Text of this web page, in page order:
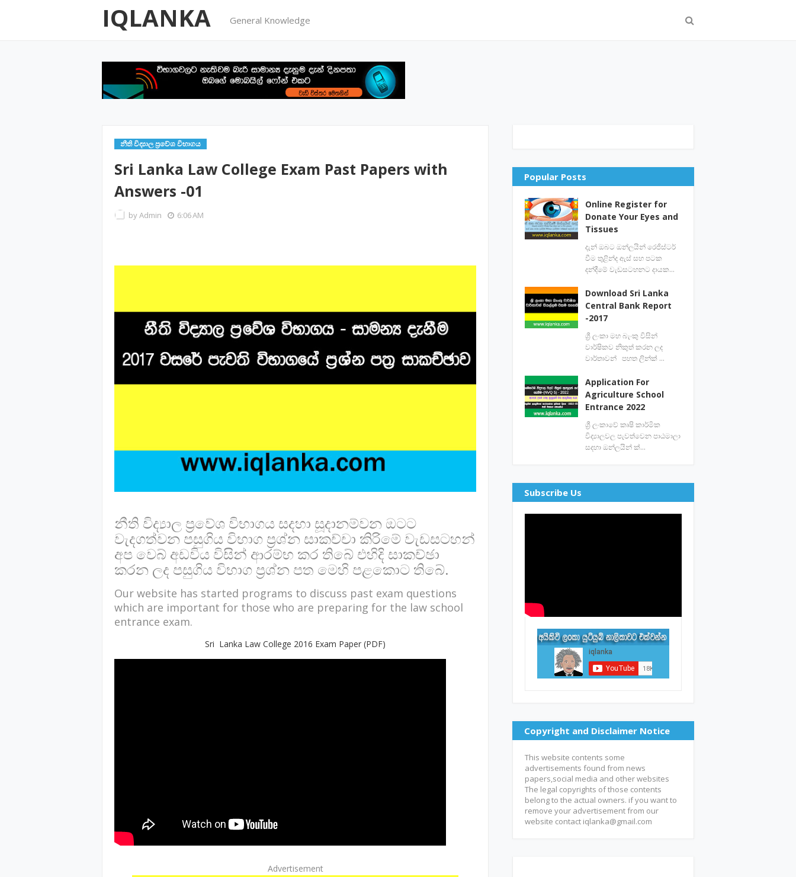
IQLANKA General Knowledge
නීති විද්‍යාල ප්‍රවේශ විභාගය
Sri Lanka Law College Exam Past Papers with
Answers -01
byAdmin 6:06 AM
නීති විද්‍යාල ප්‍රවේශ විභාගය සදහා සූදානම්වන ඔටට
වැදගත්වන පසුගිය විභාග ප්‍රශ්න සාකච්චා කිරිමේ වැඩසටහන්
අප වෙබ් අඩවිය විසින් ආරම්භ කර තිබේ එහිදි සාකච්ඡා
කරන ලද පසුගිය විභාග ප්‍රශ්න පත මෙහි පළකොට තිබේ.
Our website has started programs to discuss past exam questions
which are important for those who are preparing for the law school
entrance exam.
Sri Lanka Law College 2016 Exam Paper (PDF)
Advertisement
Popular Posts
Online Register for
Donate Your Eyes and
Tissues
දැන් ඔබට ඔන්ලයින් රෙජිස්ටර්
වීම තුළින්ද ඇස් සහ පටක
දන්දීමේ වැඩසටහනට දායක…
Download Sri Lanka
Central Bank Report
-2017
ශ්‍රී ලංකා මහ බැංකු විසින්
වාර්ෂිකව නිකුත් කරන ලද
වාර්තාවන් පහත ලින්ක් …
Application For
Agriculture School
Entrance 2022
ශ්‍රී ලංකාවේ කෘෂි කාර්මික
විද්‍යාලවල පැවත්වෙන පාඨමාලා
සදහා ඔන්ලයින් ක්…
Subscribe Us
Copyright and Disclaimer Notice
This website contents some
advertisements found from news
papers,social media and other websites
The legal copyrights of those contents
belong to the actual owners. if you want to
remove your advertisement from our
website contact iqlanka@gmail.com